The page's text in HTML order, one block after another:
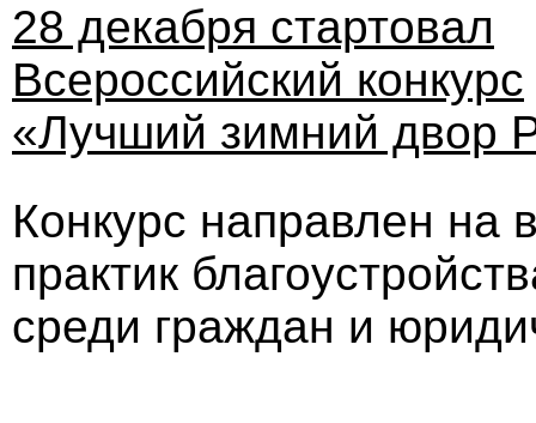
28 декабря стартовал
Всероссийский конкурс
«Лучший зимний двор
Конкурс направлен на
практик
среди граждан и